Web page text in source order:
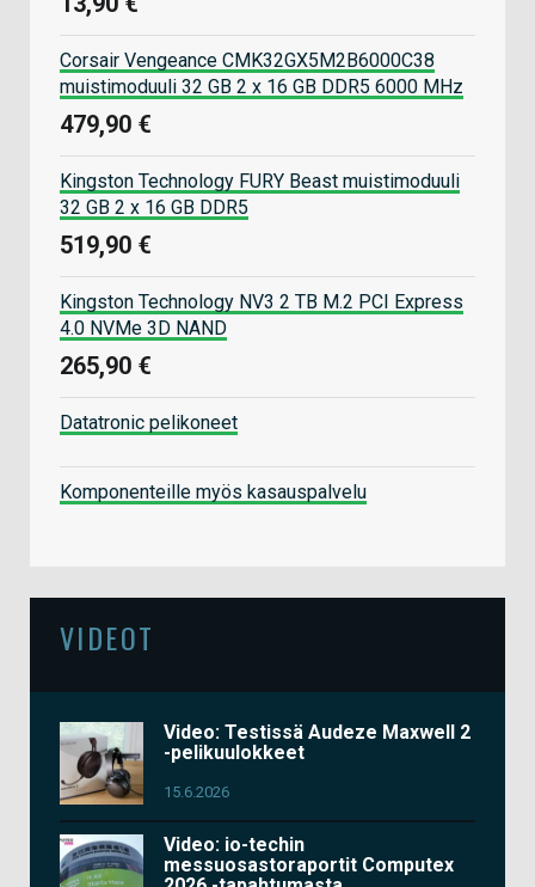
Corsair Vengeance CMK32GX5M2B6000C38
muistimoduuli 32 GB 2 x 16 GB DDR5 6000 MHz
479,90 €
Kingston Technology FURY Beast muistimoduuli
32 GB 2 x 16 GB DDR5
519,90 €
Kingston Technology NV3 2 TB M.2 PCI Express
4.0 NVMe 3D NAND
265,90 €
Datatronic pelikoneet
Komponenteille myös kasauspalvelu
VIDEOT
Video: Testissä Audeze Maxwell 2
-pelikuulokkeet
15.6.2026
Video: io-techin
messuosastoraportit Computex